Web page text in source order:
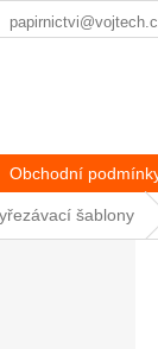
Obchodní
šablony